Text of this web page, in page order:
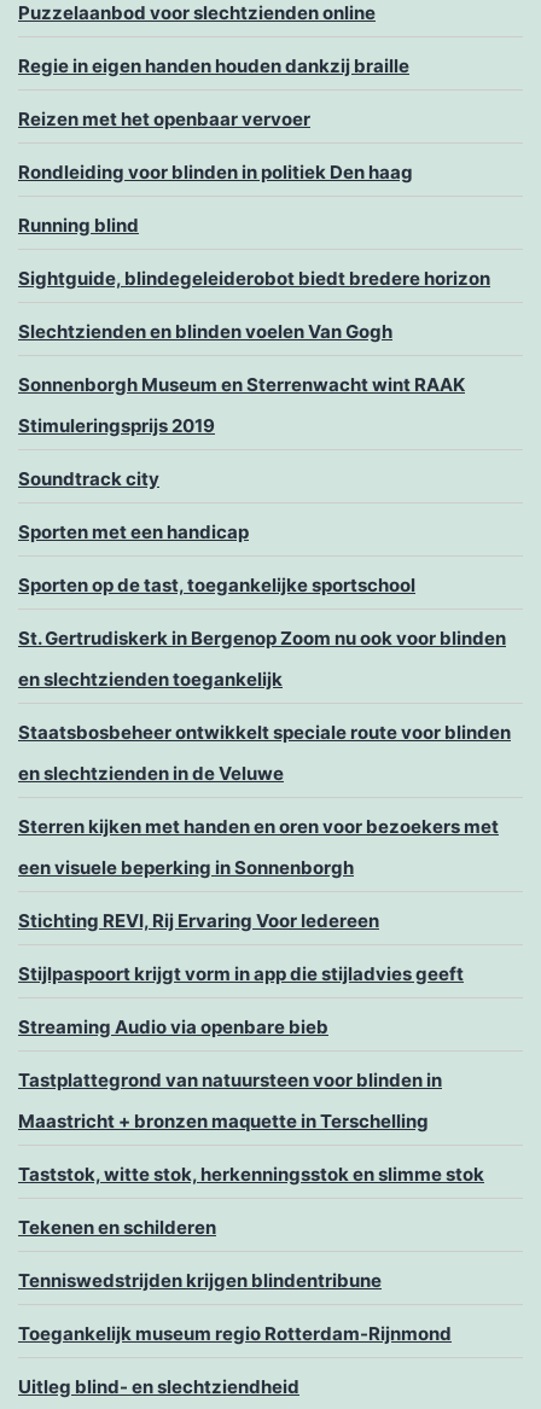
Puzzelaanbod voor slechtzienden online
Regie in eigen handen houden dankzij braille
Reizen met het openbaar vervoer
Rondleiding voor blinden in politiek Den haag
Running blind
Sightguide, blindegeleiderobot biedt bredere horizon
Slechtzienden en blinden voelen Van Gogh
Sonnenborgh Museum en Sterrenwacht wint RAAK
Stimuleringsprijs 2019
Soundtrack city
Sporten met een handicap
Sporten op de tast, toegankelijke sportschool
St. Gertrudiskerk in Bergenop Zoom nu ook voor blinden
en slechtzienden toegankelijk
Staatsbosbeheer ontwikkelt speciale route voor blinden
en slechtzienden in de Veluwe
Sterren kijken met handen en oren voor bezoekers met
een visuele beperking in Sonnenborgh
Stichting REVI, Rij Ervaring Voor Iedereen
Stijlpaspoort krijgt vorm in app die stijladvies geeft
Streaming Audio via openbare bieb
Tastplattegrond van natuursteen voor blinden in
Maastricht + bronzen maquette in Terschelling
Taststok, witte stok, herkenningsstok en slimme stok
Tekenen en schilderen
Tenniswedstrijden krijgen blindentribune
Toegankelijk museum regio Rotterdam-Rijnmond
Uitleg blind- en slechtziendheid